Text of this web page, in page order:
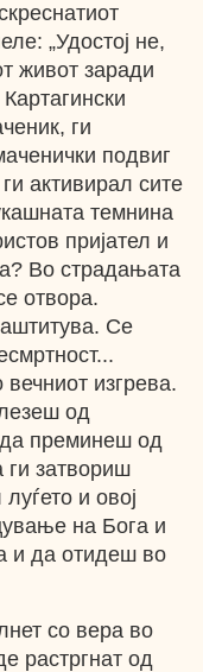
„Удостој не,
живот заради
ги
подвиг
активирал сите
темнина
пријател и
Во страдањата
отвора.
Се
изгрева.
од
да преминеш од
ги затвориш
и овој
на Бога и
и да отидеш во
со вера во
растргнат од